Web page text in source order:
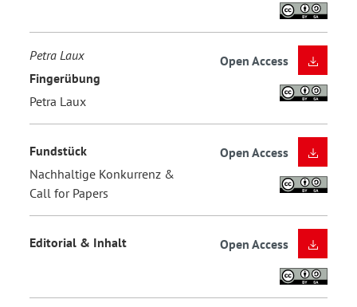
Petra Laux
Fingerübung
Petra Laux
Open Access
Fundstück
Nachhaltige Konkurrenz &
Call for Papers
Open Access
Editorial & Inhalt Open Access